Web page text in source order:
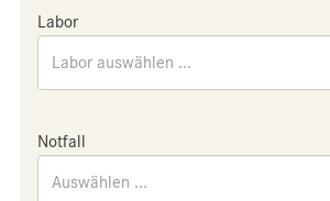
Labor
Labor auswählen ...
Notfall
Auswählen ...